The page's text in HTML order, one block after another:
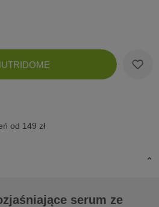
Zobacz
koszyk
od 149 zł
serum ze